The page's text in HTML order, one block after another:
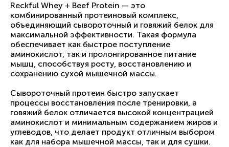
Reckful Whey + Beef Protein — это
комбинированный протеиновый комплекс,
объединяющий сывороточный и говяжий белок для
максимальной эффективности. Такая формула
обеспечивает как быстрое поступление
аминокислот, так и пролонгированное питание
мышц, способствуя росту, восстановлению и
сохранению сухой мышечной массы.
Сывороточный протеин быстро запускает
процессы восстановления после тренировки, а
говяжий белок отличается высокой концентрацией
аминокислот и минимальным содержанием жиров и
углеводов, что делает продукт отличным выбором
как для набора мышечной массы, так и для сушки.